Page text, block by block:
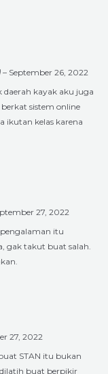
– September 26, 2022
daerah kayak aku juga
sistem online
ikutan kelas karena
27, 2022
itu
gak takut buat salah.
27, 2022
STAN itu bukan
buat berpikir